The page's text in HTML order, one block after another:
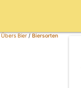
Übers Bier/Biersorten